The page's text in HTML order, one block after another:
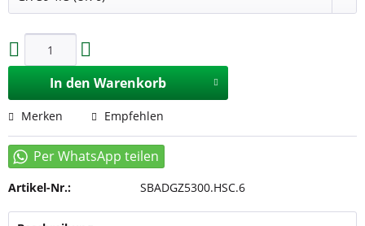
In den Warenkorb
Merken Empfehlen
Artikel-Nr.: SBADGZ5300.HSC.6